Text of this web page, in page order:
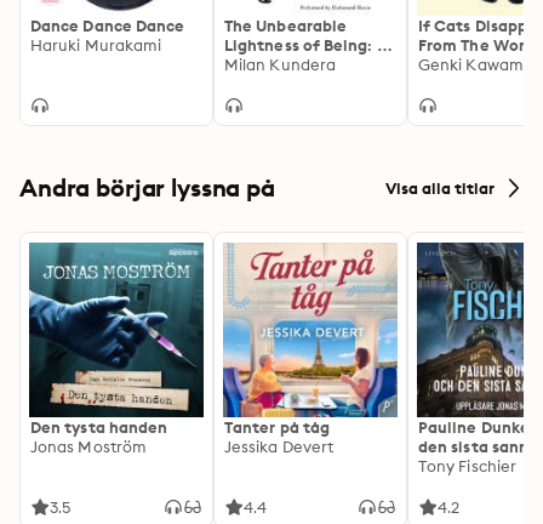
Dance Dance Dance
Haruki Murakami
The Unbearable
Lightness of Being: A
Novel
Milan Kundera
If Cats
From The
moving and
fans of cosy
Genki
Andra börjar lyssna på Visa alla titlar
Den tysta handen
Jonas Moström
3.5
Tanter på tåg
Jessika Devert
4.4
Pauline Dunker
den sista
Tony Fischier
4.2